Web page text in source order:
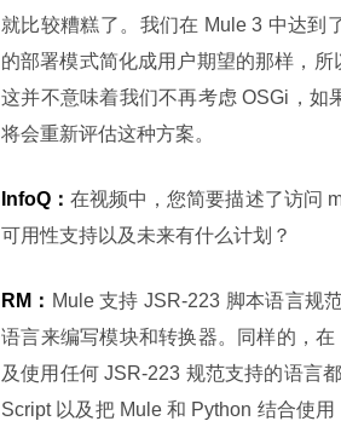
就比较糟糕了。我们在 Mule 3 中达
的部署模式简化成用户期望的那样，所
这并不意味着我们不再考虑 OSGi，如
将会重新评估这种方案。
InfoQ：在视频中，您简要描述了访问
可用性支持以及未来有什么计划？
RM： Mule 支持 JSR-223 脚本语言规
语言来编写模块和转换器。同样的，
及使用任何 JSR-223 规范支持的语言
Script 以及把 Mule 和 Python 结合使